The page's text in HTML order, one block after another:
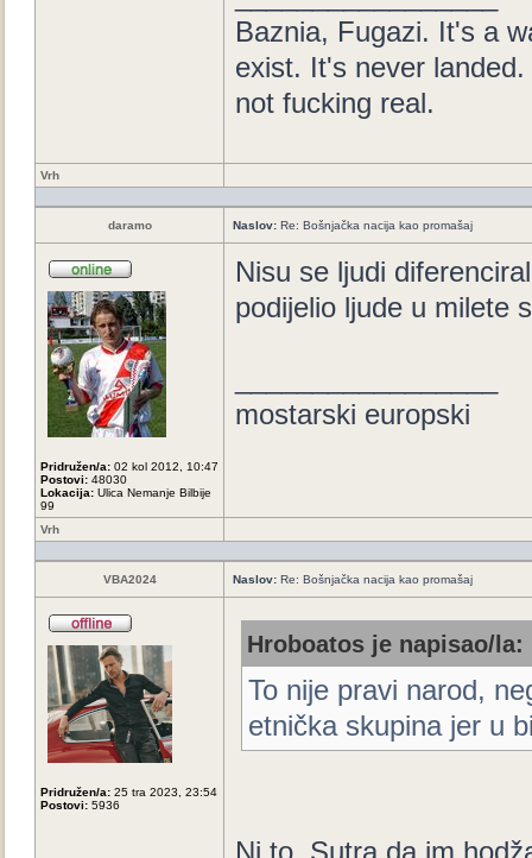
Baznia, Fugazi. It's a
exist. It's never
not fucking real.
Vrh
daramo Naslov: Re: Bošnjačka nacija kao promašaj
Pridružen/a: 02 kol 2012, 10:47
Postovi: 48030
Lokacija: Ulica Nemanje Bilbije
99
Nisu se ljudi
podijelio ljude u milete
mostarski europski
Vrh
VBA2024 Naslov: Re: Bošnjačka nacija kao promašaj
Pridružen/a: 25 tra 2023, 23:54
Postovi: 5936
Hroboatos je napisao/la:
To nije pravi narod,
etnička skupina jer u
Ni to. Sutra da im